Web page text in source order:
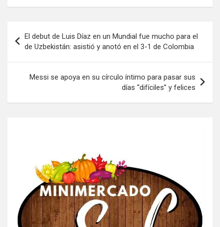
de
entradas
El debut de Luis Díaz en un Mundial fue mucho para el
de Uzbekistán: asistió y anotó en el 3-1 de Colombia
Messi se apoya en su círculo íntimo para pasar sus
días “difíciles” y felices